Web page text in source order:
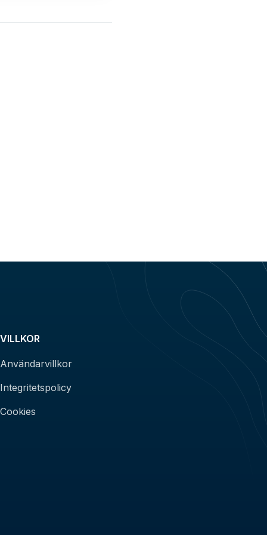
VILLKOR
Användarvillkor
Integritetspolicy
Cookies